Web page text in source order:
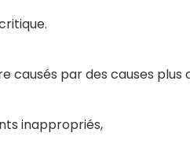
causés par des causes plus
inappropriés,